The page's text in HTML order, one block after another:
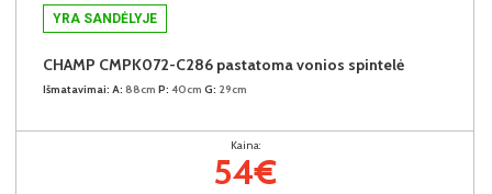
YRA SANDĖLYJE
CHAMP CMPK072-C286 pastatoma vonios spintelė
Išmatavimai: A: 88cm P: 40cm G: 29cm
Kaina:
54€